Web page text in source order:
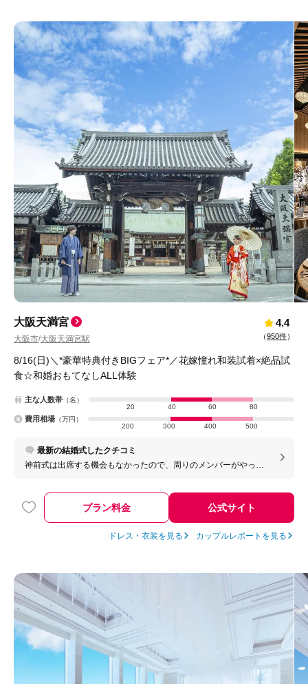
大阪天満宮
大阪市/大阪天満宮駅
4.4
（950件）
8/16(日)＼*豪華特典付きBIGフェア*／花嫁憧れ和装試着×絶品試
食☆和婚おもてなしALL体験
主な人数帯 （名）
20
40 60 80
費用相場 （万円）
200
300 400 500
最新の結婚式したクチコミ
神前式は出席する機会もなかったので、周りのメンバーがやって
とがとても魅力だと感じる
プラン料金 公式サイト
ドレス・衣装を見る カップルレポートを見る